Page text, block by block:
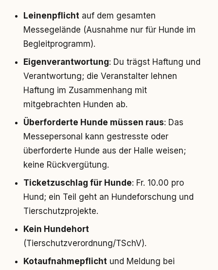
Leinenpflicht auf dem gesamten
Messegelände (Ausnahme nur für Hunde im
Begleitprogramm).
Eigenverantwortung: Du trägst Haftung und
Verantwortung; die Veranstalter lehnen
Haftung im Zusammenhang mit
mitgebrachten Hunden ab.
Überforderte Hunde müssen raus: Das
Messepersonal kann gestresste oder
überforderte Hunde aus der Halle weisen;
keine Rückvergütung.
Ticketzuschlag für Hunde: Fr. 10.00 pro
Hund; ein Teil geht an Hundeforschung und
Tierschutzprojekte.
Kein Hundehort
(Tierschutzverordnung/TSchV).
Kotaufnahmepflicht und Meldung bei